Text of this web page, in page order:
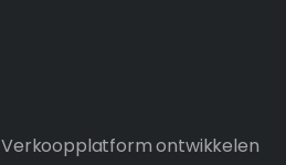
Verkoopplatform ontwikkelen